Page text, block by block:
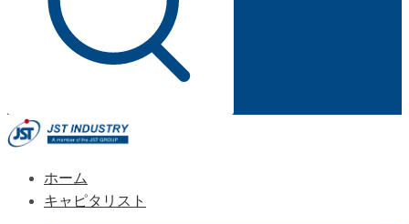
ホーム
キャピタリスト